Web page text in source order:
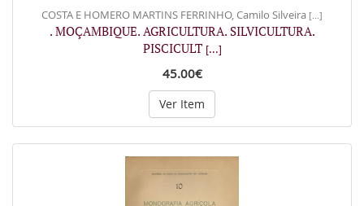
COSTA E HOMERO MARTINS FERRINHO, Camilo Silveira [...]
. MOÇAMBIQUE. AGRICULTURA. SILVICULTURA.
PISCICULT [...]
45.00€
Ver Item